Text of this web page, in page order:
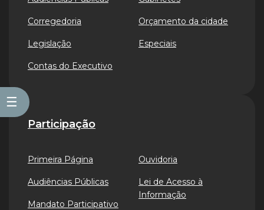
☰
Corregedoria
Legislação
Contas do Executivo
Orçamento da cidade
Especiais
Participação
Primeira Página
Audiências Públicas
Mandato Participativo
Ouvidoria
Lei de Acesso à
Informação